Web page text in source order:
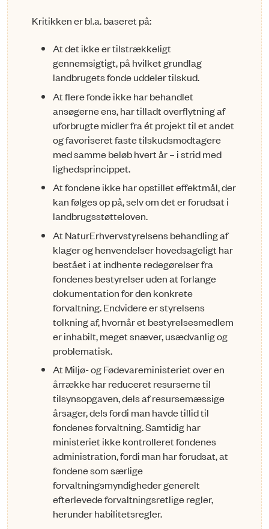
Kritikken er bl.a. baseret på:
At det ikke er tilstrækkeligt
gennemsigtigt, på hvilket grundlag
landbrugets fonde uddeler tilskud.
At flere fonde ikke har behandlet
ansøgerne ens, har tilladt overflytning af
uforbrugte midler fra ét projekt til et andet
og favoriseret faste tilskudsmodtagere
med samme beløb hvert år – i strid med
lighedsprincippet.
At fondene ikke har opstillet effektmål, der
kan følges op på, selv om det er forudsat i
landbrugsstøtteloven.
At NaturErhvervstyrelsens behandling af
klager og henvendelser hovedsageligt har
bestået i at indhente redegørelser fra
fondenes bestyrelser uden at forlange
dokumentation for den konkrete
forvaltning. Endvidere er styrelsens
tolkning af, hvornår et bestyrelsesmedlem
er inhabilt, meget snæver, usædvanlig og
problematisk.
At Miljø- og Fødevareministeriet over en
årrække har reduceret resurserne til
tilsynsopgaven, dels af resursemæssige
årsager, dels fordi man havde tillid til
fondenes forvaltning. Samtidig har
ministeriet ikke kontrolleret fondenes
administration, fordi man har forudsat, at
fondene som særlige
forvaltningsmyndigheder generelt
efterlevede forvaltningsretlige regler,
herunder habilitetsregler.